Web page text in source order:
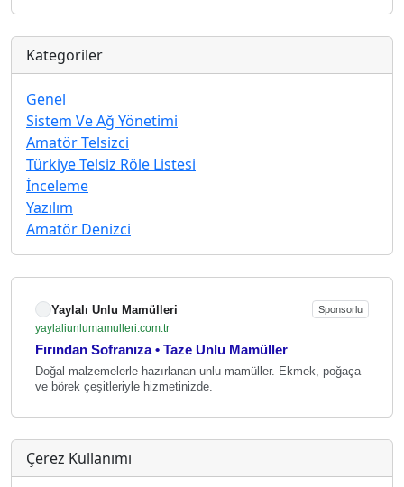
Kategoriler
Genel
Sistem Ve Ağ Yönetimi
Amatör Telsizci
Türkiye Telsiz Röle Listesi
İnceleme
Yazılım
Amatör Denizci
Yaylalı Unlu Mamülleri Sponsorlu
yaylaliunlumamulleri.com.tr
Fırından Sofranıza • Taze Unlu Mamüller
Doğal malzemelerle hazırlanan unlu mamüller. Ekmek, poğaça
ve börek çeşitleriyle hizmetinizde.
Çerez Kullanımı